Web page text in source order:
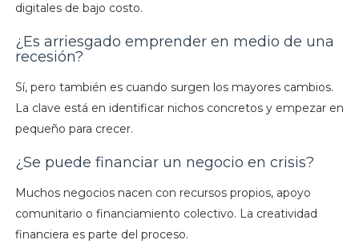
digitales de bajo costo.
¿Es arriesgado emprender en medio de una
recesión?
Sí, pero también es cuando surgen los mayores cambios.
La clave está en identificar nichos concretos y empezar en
pequeño para crecer.
¿Se puede financiar un negocio en crisis?
Muchos negocios nacen con recursos propios, apoyo
comunitario o financiamiento colectivo. La creatividad
financiera es parte del proceso.